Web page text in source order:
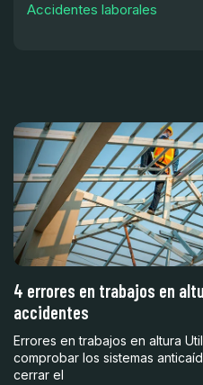
Accidentes laborales
4 errores en trabajos en
accidentes
Errores en trabajos en altura
comprobar los sistemas
cerrar el